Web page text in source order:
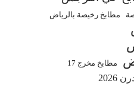
مطابخ رخيصة بالرياض
مطابخ مخرج 17